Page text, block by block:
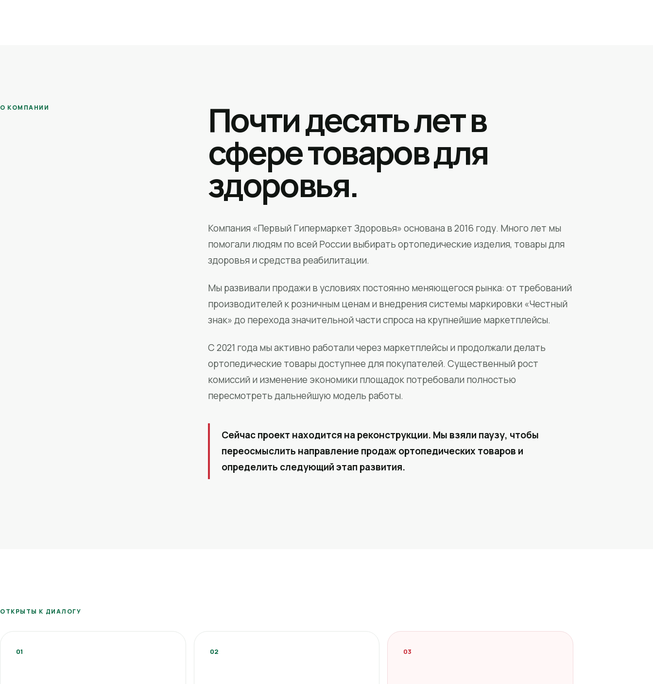
О КОМПАНИИ Почти десять лет в
сфере товаров для
здоровья.
Компания «Первый Гипермаркет Здоровья» основана в 2016 году. Много лет мы
помогали людям по всей России выбирать ортопедические изделия, товары для
здоровья и средства реабилитации.
Мы развивали продажи в условиях постоянно меняющегося рынка: от требований
производителей к розничным ценам и внедрения системы маркировки «Честный
знак» до перехода значительной части спроса на крупнейшие маркетплейсы.
С 2021 года мы активно работали через маркетплейсы и продолжали делать
ортопедические товары доступнее для покупателей. Существенный рост
комиссий и изменение экономики площадок потребовали полностью
пересмотреть дальнейшую модель работы.
Сейчас проект находится на реконструкции. Мы взяли паузу, чтобы
переосмыслить направление продаж ортопедических товаров и
определить следующий этап развития.
ОТКРЫТЫ К ДИАЛОГУ
01 02 03